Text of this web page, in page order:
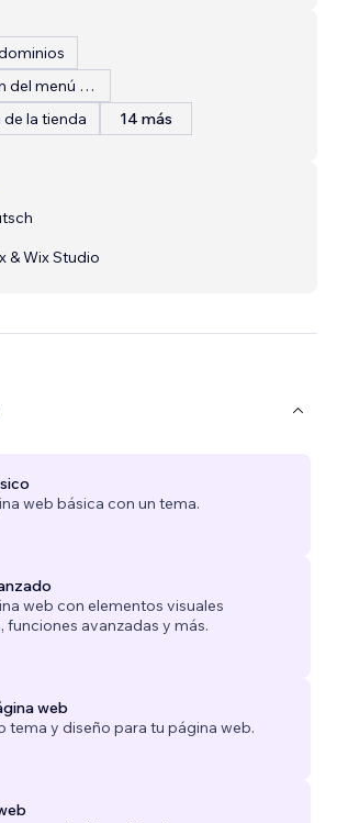
Configuración del menú del restaurante
la tienda
14 más
& Wix Studio
web básica con un tema.
web con elementos visuales
funciones avanzadas y más.
web
tema y diseño para tu página web.